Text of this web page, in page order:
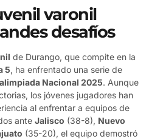
varonil
desafíos
de Durango, que compite en la
5, ha enfrentado una serie de
Nacional 2025. Aunque
los jóvenes jugadores han
al enfrentar a equipos de
ante Jalisco (38-8), Nuevo
(35-20), el equipo demostró